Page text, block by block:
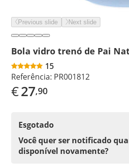
Previous slide Next slide
Bola vidro trenó de Pai
15
Referência: PR001812
€27,90
Esgotado
Você quer ser notificado
disponível novamente?